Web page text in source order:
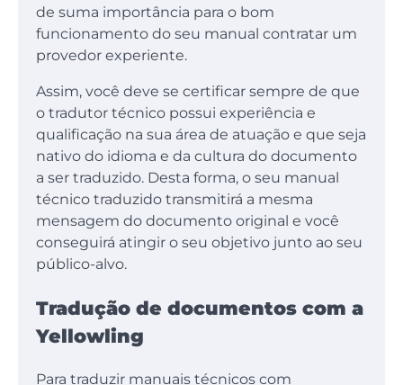
de suma importância para o bom
funcionamento do seu manual contratar um
provedor experiente.
Assim, você deve se certificar sempre de que
o tradutor técnico possui experiência e
qualificação na sua área de atuação e que seja
nativo do idioma e da cultura do documento
a ser traduzido. Desta forma, o seu manual
técnico traduzido transmitirá a mesma
mensagem do documento original e você
conseguirá atingir o seu objetivo junto ao seu
público-alvo.
Tradução de documentos com a
Yellowling
Para traduzir manuais técnicos com